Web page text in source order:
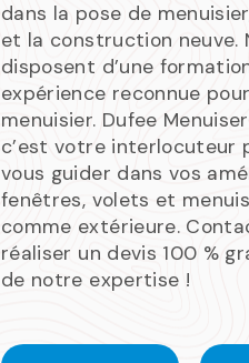
dans la pose de
et la construction neuve.
disposent d’une
expérience reconnue
menuisier. Dufee
c’est votre interlocuteur
vous guider dans vos
fenêtres, volets et
comme extérieure.
réaliser un devis 100 %
de notre expertise !